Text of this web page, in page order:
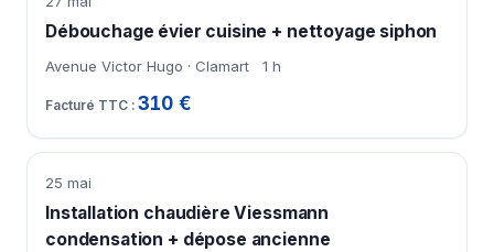
Débouchage évier cuisine + nettoyage siphon
Avenue Victor Hugo · Clamart 1 h
310 €
25 mai
Installation chaudière Viessmann
condensation + dépose ancienne